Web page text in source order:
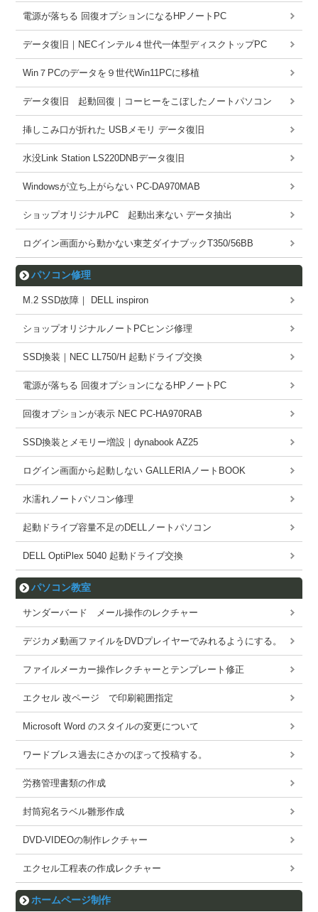
電源が落ちる 回復オプションになるHPノートPC
データ復旧｜NECインテル４世代一体型ディスクトップPC
Win７PCのデータを９世代Win11PCに移植
データ復旧 起動回復｜コーヒーをこぼしたノートパソコン
挿しこみ口が折れた USBメモリ データ復旧
水没Link Station LS220DNBデータ復旧
Windowsが立ち上がらない PC-DA970MAB
ショップオリジナルPC 起動出来ない データ抽出
ログイン画面から動かない東芝ダイナブックT350/56BB
パソコン修理
M.2 SSD故障｜ DELL inspiron
ショップオリジナルノートPCヒンジ修理
SSD換装｜NEC LL750/H 起動ドライブ交換
電源が落ちる 回復オプションになるHPノートPC
回復オプションが表示 NEC PC-HA970RAB
SSD換装とメモリー増設｜dynabook AZ25
ログイン画面から起動しない GALLERIAノートBOOK
水濡れノートパソコン修理
起動ドライブ容量不足のDELLノートパソコン
DELL OptiPlex 5040 起動ドライブ交換
パソコン教室
サンダーバード メール操作のレクチャー
デジカメ動画ファイルをDVDプレイヤーでみれるようにする。
ファイルメーカー操作レクチャーとテンプレート修正
エクセル 改ページ で印刷範囲指定
Microsoft Word のスタイルの変更について
ワードブレス過去にさかのぼって投稿する。
労務管理書類の作成
封筒宛名ラベル雛形作成
DVD-VIDEOの制作レクチャー
エクセル工程表の作成レクチャー
ホームページ制作